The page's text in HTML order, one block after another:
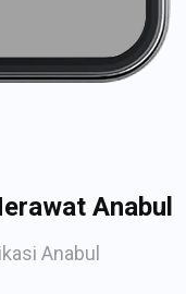
Anabul
Anabul